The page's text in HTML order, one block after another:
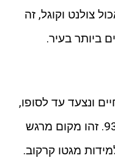
צולנט וקוגל, זה
ביותר בעיר.
ונצעד עד לסופו,
כ-120 מטרים, עד שנגיע לגן ה-93. זהו מקום מרגש
את סיפורן של 93 תלמידות מגטו קרקוב.